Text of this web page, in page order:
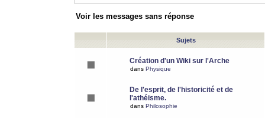
Voir les messages sans réponse
Sujets
Création d'un Wiki sur l'Arche
dans Physique
De l'esprit, de l'historicité et de
l'athéisme.
dans Philosophie